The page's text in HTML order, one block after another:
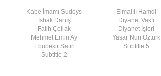
Kabe İmamı Sudeys
İshak Danış
Fatih Çollak
Mehmet Emin Ay
Ebubekir Satıri
Subtitle 2
Elmalılı Hamdi
Diyanet Vakfı
Diyanet İşleri
Yaşar Nuri Öztürk
Subtitle 5